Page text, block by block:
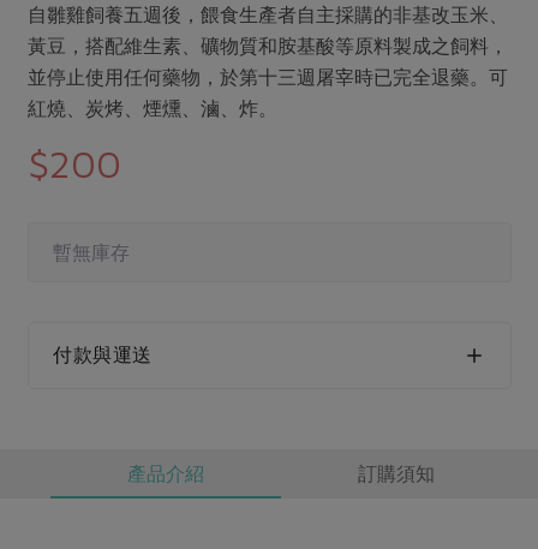
美妝保養 個人清潔
家庭清潔 織品
日用品
防災用品
素食專區
主題食譜
異國料理
年菜食譜
節慶大餐
2024農業發展計畫年度報告
更多議題活動
把最好的台灣味帶回家！
更多議題
生活者e週報
社務專區
選舉專區
最新消息
下載專區
自雛雞飼養五週後，餵食生產者自主採購的非基改玉米、
黃豆，搭配維生素、礦物質和胺基酸等原料製成之飼料，
並停止使用任何藥物，於第十三週屠宰時已完全退藥。可
紅燒、炭烤、煙燻、滷、炸。
$200
暫無庫存
付款與運送
產品介紹 訂購須知